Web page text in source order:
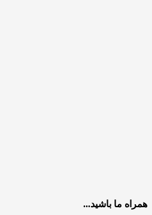
همراه ما باشید...